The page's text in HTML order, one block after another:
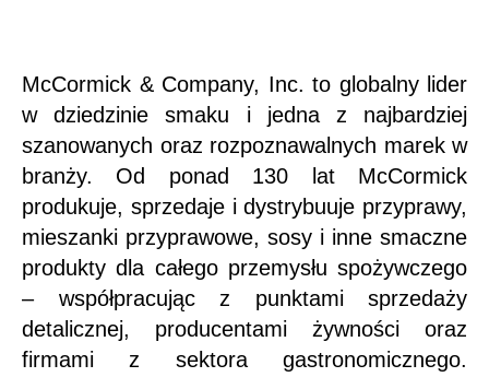
McCormick & Company, Inc. to globalny lider
w dziedzinie smaku i jedna z najbardziej
szanowanych oraz rozpoznawalnych marek w
branży. Od ponad 130 lat McCormick
produkuje, sprzedaje i dystrybuuje przyprawy,
mieszanki przyprawowe, sosy i inne smaczne
produkty dla całego przemysłu spożywczego
– współpracując z punktami sprzedaży
detalicznej, producentami żywności oraz
firmami z sektora gastronomicznego.